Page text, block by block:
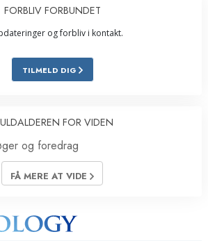
FORBLIV FORBUNDET
og forbliv i kontakt.
TILMELD DIG
FOR VIDEN
og foredrag
FÅ MERE AT VIDE